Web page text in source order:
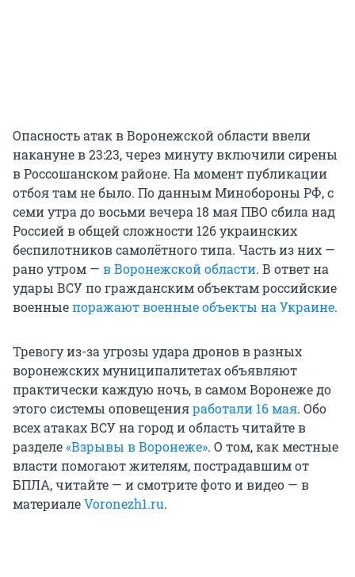
Опасность атак в Воронежской области ввели
накануне в 23:23, через минуту включили сирены
в Россошанском районе. На момент публикации
отбоя там не было. По данным Минобороны РФ, с
семи утра до восьми вечера 18 мая ПВО сбила над
Россией в общей сложности 126 украинских
беспилотников самолётного типа. Часть из них —
рано утром — в Воронежской области. В ответ на
удары ВСУ по гражданским объектам российские
военныепоражают военные объекты на Украине.
Тревогу из-за угрозы удара дронов в разных
воронежских муниципалитетах объявляют
практически каждую ночь, в самом Воронеже до
этого системы оповещенияработали 16 мая. Обо
всех атаках ВСУ на город и область читайте в
разделе«Взрывы в Воронеже». О том, как местные
власти помогают жителям, пострадавшим от
БПЛА, читайте — и смотрите фото и видео — в
материалеVoronezh1.ru.